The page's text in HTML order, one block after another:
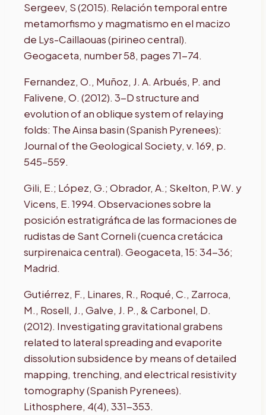
Sergeev, S (2015). Relación temporal entre
metamorfismo y magmatismo en el macizo
de Lys-Caillaouas (pirineo central).
Geogaceta, number 58, pages 71-74.
Fernandez, O., Muñoz, J. A. Arbués, P. and
Falivene, O. (2012). 3-D structure and
evolution of an oblique system of relaying
folds: The Ainsa basin (Spanish Pyrenees):
Journal of the Geological Society, v. 169, p.
545–559.
Gili, E.; López, G.; Obrador, A.; Skelton, P.W. y
Vicens, E. 1994. Observaciones sobre la
posición estratigráfica de las formaciones de
rudistas de Sant Corneli (cuenca cretácica
surpirenaica central). Geogaceta, 15: 34-36;
Madrid.
Gutiérrez, F., Linares, R., Roqué, C., Zarroca,
M., Rosell, J., Galve, J. P., & Carbonel, D.
(2012). Investigating gravitational grabens
related to lateral spreading and evaporite
dissolution subsidence by means of detailed
mapping, trenching, and electrical resistivity
tomography (Spanish Pyrenees).
Lithosphere, 4(4), 331-353.